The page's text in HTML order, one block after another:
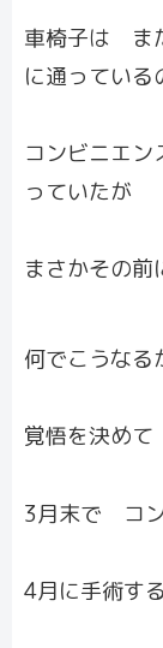
車椅子は ま
に通ってい
コンビニエ
っていたが
まさかその
何でこうな
覚悟を決め
3月末で コ
4月に手術す